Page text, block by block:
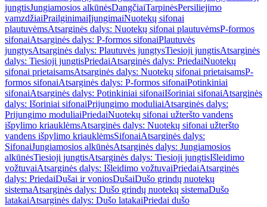
jungtisJungiamosios alkūnėsDangčiaiTarpinėsPersiliejimo
vamzdžiaiPrailginimaiĮjungimaiNuotekų sifonai
plautuvėmsAtsarginės dalys: Nuotekų sifonai plautuvėmsP-formos
sifonaiAtsarginės dalys: P-formos sifonaiPlautuvės
jungtysAtsarginės dalys: Plautuvės jungtysTiesioji jungtisAtsarginės
dalys: Tiesioji jungtisPriedaiAtsarginės dalys: PriedaiNuotekų
sifonai prietaisamsAtsarginės dalys: Nuotekų sifonai prietaisamsP-
formos sifonaiAtsarginės dalys: P-formos sifonaiPotinkiniai
sifonaiAtsarginės dalys: Potinkiniai sifonaiIšoriniai sifonaiAtsarginės
dalys: Išoriniai sifonaiPrijungimo moduliaiAtsarginės dalys:
Prijungimo moduliaiPriedaiNuotekų sifonai užteršto vandens
išpylimo kriauklėmsAtsarginės dalys: Nuotekų sifonai užteršto
vandens išpylimo kriauklėmsSifonaiAtsarginės dalys:
SifonaiJungiamosios alkūnėsAtsarginės dalys: Jungiamosios
alkūnėsTiesioji jungtisAtsarginės dalys: Tiesioji jungtisIšleidimo
vožtuvaiAtsarginės dalys: Išleidimo vožtuvaiPriedaiAtsarginės
dalys: PriedaiDušai ir voniosDušaiDušo grindų nuotekų
sistemaAtsarginės dalys: Dušo grindų nuotekų sistemaDušo
latakaiAtsarginės dalys: Dušo latakaiPriedai dušo